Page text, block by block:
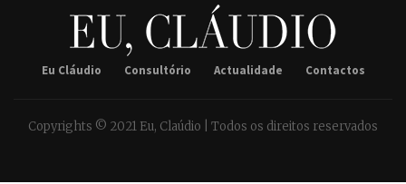
Eu Cláudio Consultório Actualidade Contactos
Copyrights © 2021 Eu, Claúdio | Todos os direitos reservados